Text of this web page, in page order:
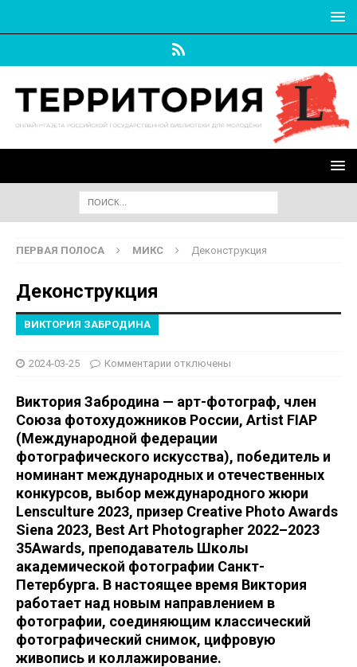
ПЕРВАЯ ПОЛОСА МИКС Деконструкция
Деконструкция
ВИКТОРИЯ ЗАБРОДИНА
2024-03-25 Комментарии отключены
Виктория Забродина — арт-фотограф, член
Союза фотохудожников России, Artist FIAP
(Международной федерации
фотографического искусства), победитель и
номинант международных и отечественных
конкурсов, выбор международного жюри
Lensculture 2023, призер Creative Photo Awards
Siena 2023, Best Art Photographer 2022–2023
35Awards, преподаватель Школы
академической фотографии Санкт-
Петербурга. В настоящее время Виктория
работает над новым направлением в
фотографии, соединяющим классический
фотографический снимок, цифровую
живопись и коллажирование.